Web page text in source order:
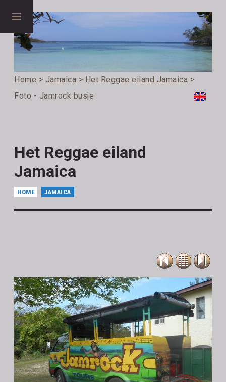
Home > Jamaica > Het Reggae eiland Jamaica >
Foto - Jamrock busje
Het Reggae eiland
Jamaica
HOME JAMAICA